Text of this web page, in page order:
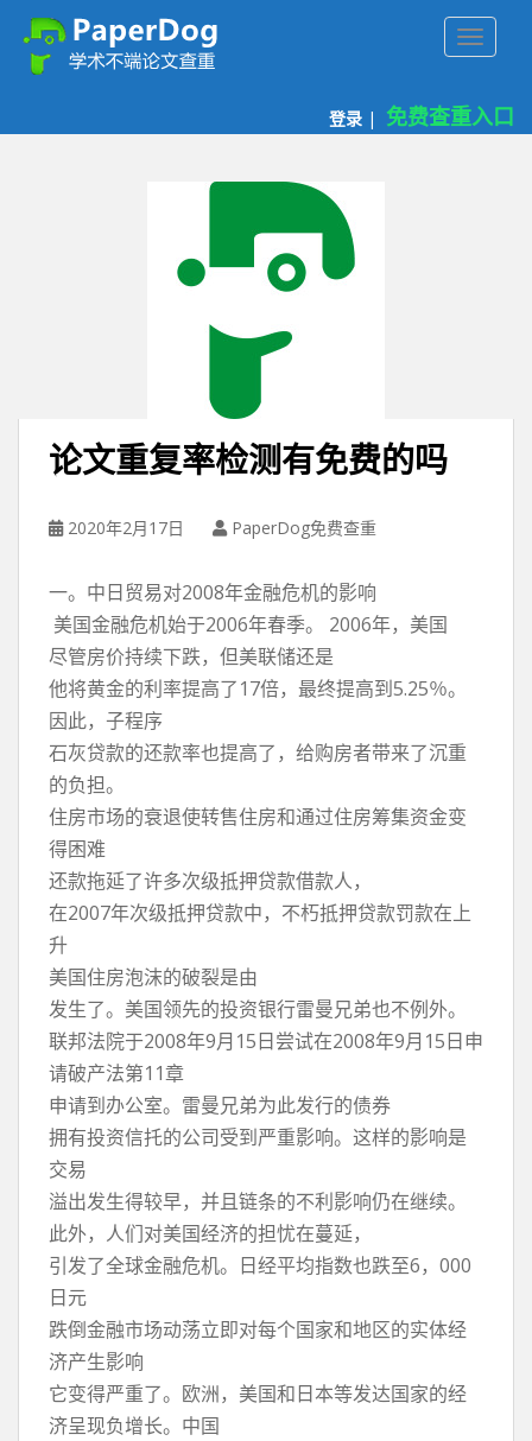
登录 | 免费查重入口
论文重复率检测有免费的吗
2020年2月17日 PaperDog免费查重
一。中日贸易对2008年金融危机的影响
美国金融危机始于2006年春季。 2006年，美国
尽管房价持续下跌，但美联储还是
他将黄金的利率提高了17倍，最终提高到5.25％。
因此，子程序
石灰贷款的还款率也提高了，给购房者带来了沉重
的负担。
住房市场的衰退使转售住房和通过住房筹集资金变
得困难
还款拖延了许多次级抵押贷款借款人，
在2007年次级抵押贷款中，不朽抵押贷款罚款在上
升
美国住房泡沫的破裂是由
发生了。美国领先的投资银行雷曼兄弟也不例外。
联邦法院于2008年9月15日尝试在2008年9月15日申
请破产法第11章
申请到办公室。雷曼兄弟为此发行的债券
拥有投资信托的公司受到严重影响。这样的影响是
交易
溢出发生得较早，并且链条的不利影响仍在继续。
此外，人们对美国经济的担忧在蔓延，
引发了全球金融危机。日经平均指数也跌至6，000
日元
跌倒金融市场动荡立即对每个国家和地区的实体经
济产生影响
它变得严重了。欧洲，美国和日本等发达国家的经
济呈现负增长。中国